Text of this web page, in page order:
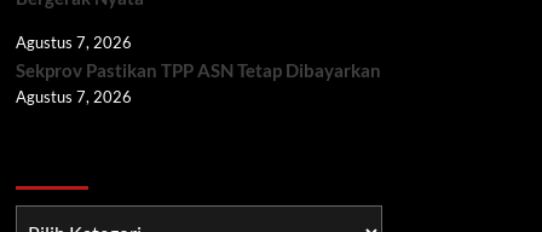
Agustus 7, 2026
Sekprov Pastikan TPP ASN Tetap Dibayarkan
Agustus 7, 2026